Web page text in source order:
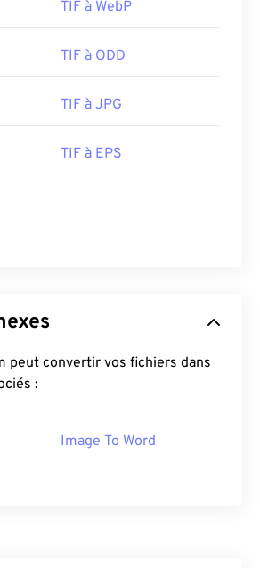
TIF à WebP
TIF à ODD
TIF à JPG
TIF à EPS
peut convertir vos fichiers dans
:
Image To Word